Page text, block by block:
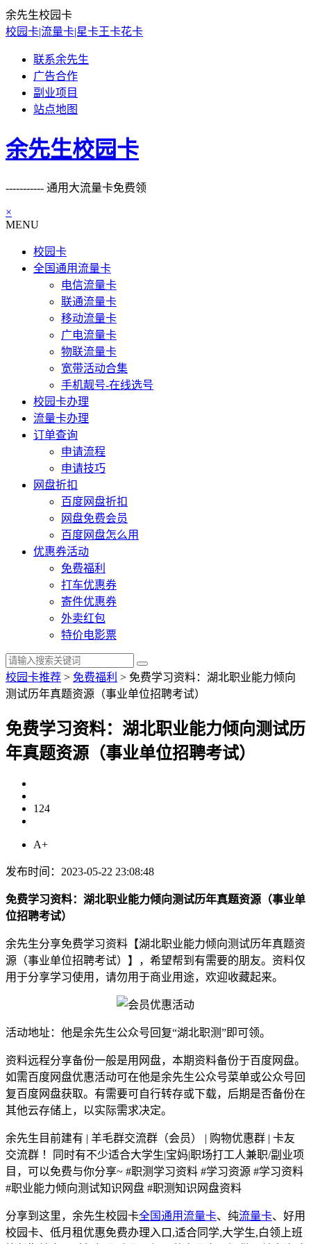
余先生校园卡
校园卡|流量卡|星卡王卡花卡
联系余先生
广告合作
副业项目
站点地图
余先生校园卡
----------- 通用大流量卡免费领
×
MENU
校园卡
全国通用流量卡
电信流量卡
联通流量卡
移动流量卡
广电流量卡
物联流量卡
宽带活动合集
手机靓号-在线选号
校园卡办理
流量卡办理
订单查询
申请流程
申请技巧
网盘折扣
百度网盘折扣
网盘免费会员
百度网盘怎么用
优惠券活动
免费福利
打车优惠券
寄件优惠券
外卖红包
特价电影票
校园卡推荐 > 免费福利 > 免费学习资料：湖北职业能力倾向
测试历年真题资源（事业单位招聘考试）
免费学习资料：湖北职业能力倾向测试历
年真题资源（事业单位招聘考试）
124
A+
发布时间：2023-05-22 23:08:48
免费学习资料：湖北职业能力倾向测试历年真题资源（事业单
位招聘考试）
余先生分享免费学习资料【湖北职业能力倾向测试历年真题资
源（事业单位招聘考试）】，希望帮到有需要的朋友。资料仅
用于分享学习使用，请勿用于商业用途，欢迎收藏起来。
活动地址：他是余先生公众号回复“湖北职测”即可领。
资料远程分享备份一般是用网盘，本期资料备份于百度网盘。
如需百度网盘优惠活动可在他是余先生公众号菜单或公众号回
复百度网盘获取。有需要可自行转存或下载，后期是否备份在
其他云存储上，以实际需求决定。
余先生目前建有 | 羊毛群交流群（会员） | 购物优惠群 | 卡友
交流群 ！同时有不少适合大学生|宝妈|职场打工人兼职/副业项
目，可以免费与你分享~ #职测学习资料 #学习资源 #学习资料
#职业能力倾向测试知识网盘 #职测知识网盘资料
分享到这里，余先生校园卡全国通用流量卡、纯流量卡、好用
校园卡、低月租优惠免费办理入口,适合同学,大学生,白领上班